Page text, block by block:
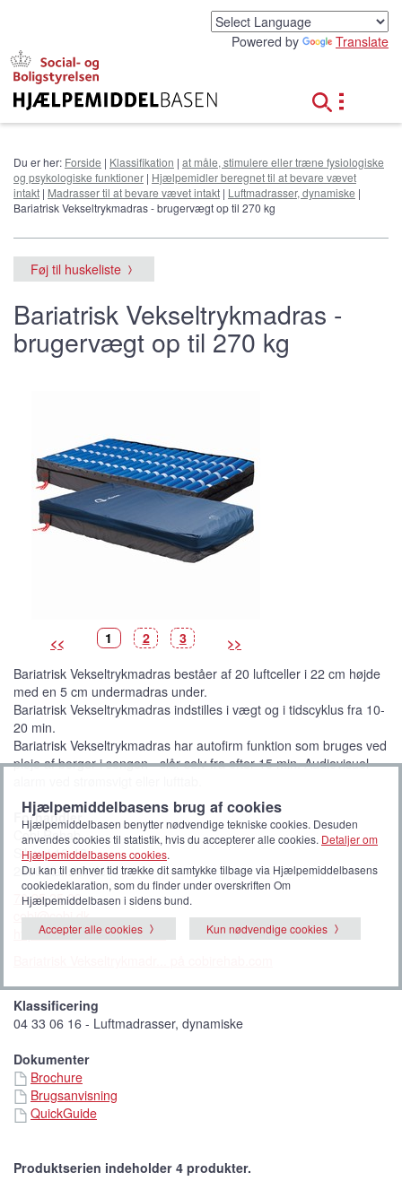
Powered by Translate
Du er her: Forside | Klassifikation | at måle, stimulere eller træne fysiologiske
og psykologiske funktioner | Hjælpemidler beregnet til at bevare vævet
intakt | Madrasser til at bevare vævet intakt | Luftmadrasser, dynamiske |
Bariatrisk Vekseltrykmadras - brugervægt op til 270 kg
Føj til huskeliste
Bariatrisk Vekseltrykmadras -
brugervægt op til 270 kg
<< >>
B
i
l
e
d
e
1V
t
b
i
l
l
e
)
B
i
e
d
e
2 B
i
e
d
e
3
Bariatrisk Vekseltrykmadras beståer af 20 luftceller i 22 cm højde
med en 5 cm undermadras under.
Bariatrisk Vekseltrykmadras indstilles i vægt og i tidscyklus fra 10-
20 min.
Bariatrisk Vekseltrykmadras har autofirm funktion som bruges ved
pleje af borger i sengen - slår selv fra efter 15 min. Audiovisuel
Forhandler
Cobi Rehab
Silovej 16-18
2690 Karlslunde
70 25 25 22
cobi@cobi.dk
https://www.cobirehab.com
Klassificering
04 33 06 16 - Luftmadrasser, dynamiske
Dokumenter
Brochure
Brugsanvisning
QuickGuide
Produktserien indeholder 4 produkter.
Hjælpemiddelbasens brug af cookies
Hjælpemiddelbasen benytter nødvendige tekniske cookies. Desuden
anvendes cookies til statistik, hvis du accepterer alle cookies. Detaljer om
Hjælpemiddelbasens cookies.
Du kan til enhver tid trække dit samtykke tilbage via Hjælpemiddelbasens
cookiedeklaration, som du finder under overskriften Om
Hjælpemiddelbasen i sidens bund.
Accepter alle cookies
Kun nødvendige cookies